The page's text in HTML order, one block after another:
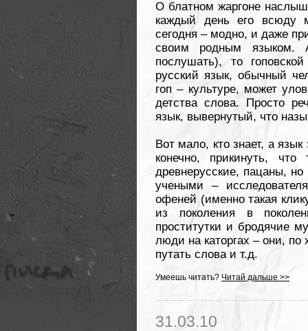
О блатном жаргоне
каждый день его всюду
сегодня – модно, и даже
своим родным языком.
послушать), то
русский язык, обычный
гоп – культуре, может
детства слова. Просто
язык, вывернутый, что
Вот мало, кто знает, а
конечно, прикинуть,
древнерусские, пацаны,
учеными –
офеней (именно такая
из поколения в
проститутки и бродячие
люди на каторгах – они,
путать слова и т.д.
Умеешь читать? Читай дальше >>
31.03.10